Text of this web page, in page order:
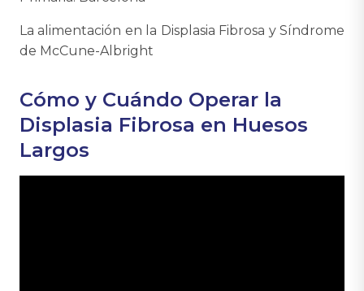
La alimentación en la Displasia Fibrosa y Síndrome
de McCune-Albright
Cómo y Cuándo Operar la
Displasia Fibrosa en Huesos
Largos